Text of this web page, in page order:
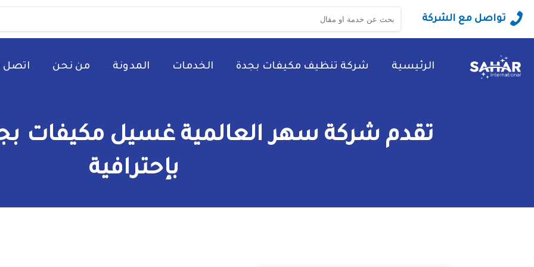
تواصل مع الشركة
البحث
عن:
الرئيسية شركة تنظيف مكيفات بجدة الخدمات المدونة من نحن اتصل
تقدم شركة سهر العالمية غسيل مكيفات
بإحترافية